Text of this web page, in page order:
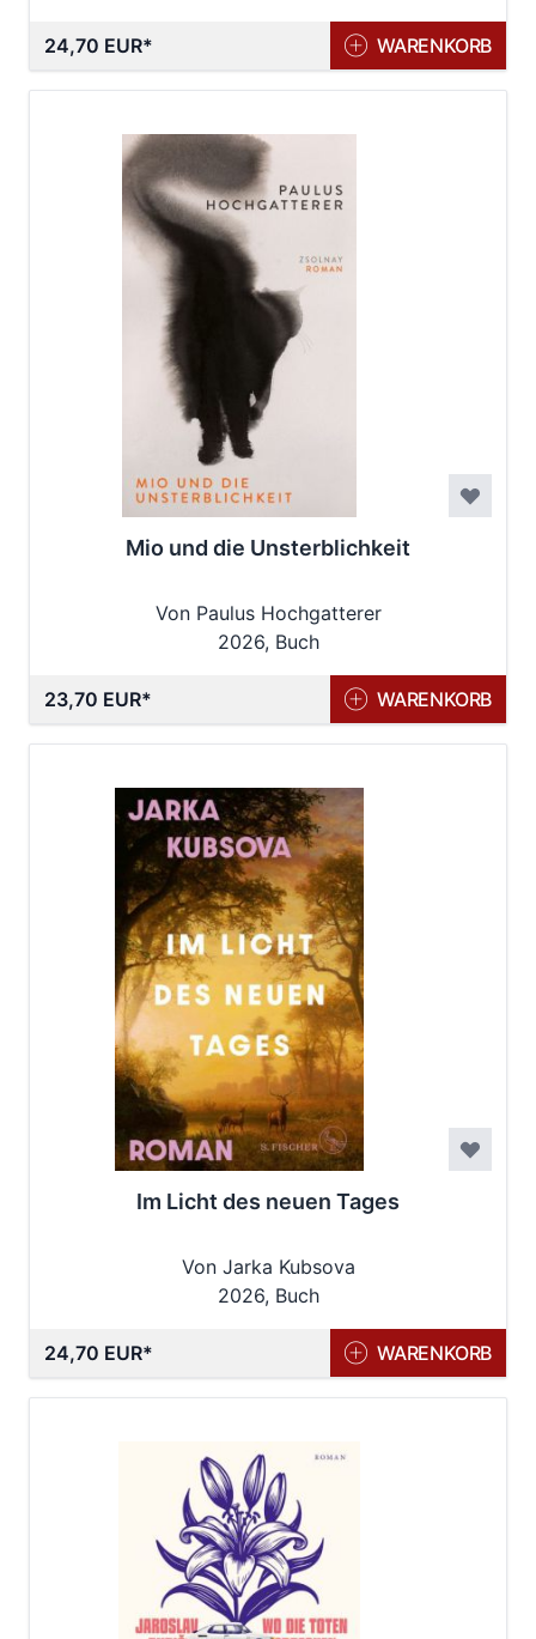
24,70 EUR WARENKORB
Mio und die Unsterblichkeit
Von Paulus Hochgatterer
2026, Buch
23,70 EUR WARENKORB
Im Licht des neuen Tages
Von Jarka Kubsova
2026, Buch
24,70 EUR WARENKORB